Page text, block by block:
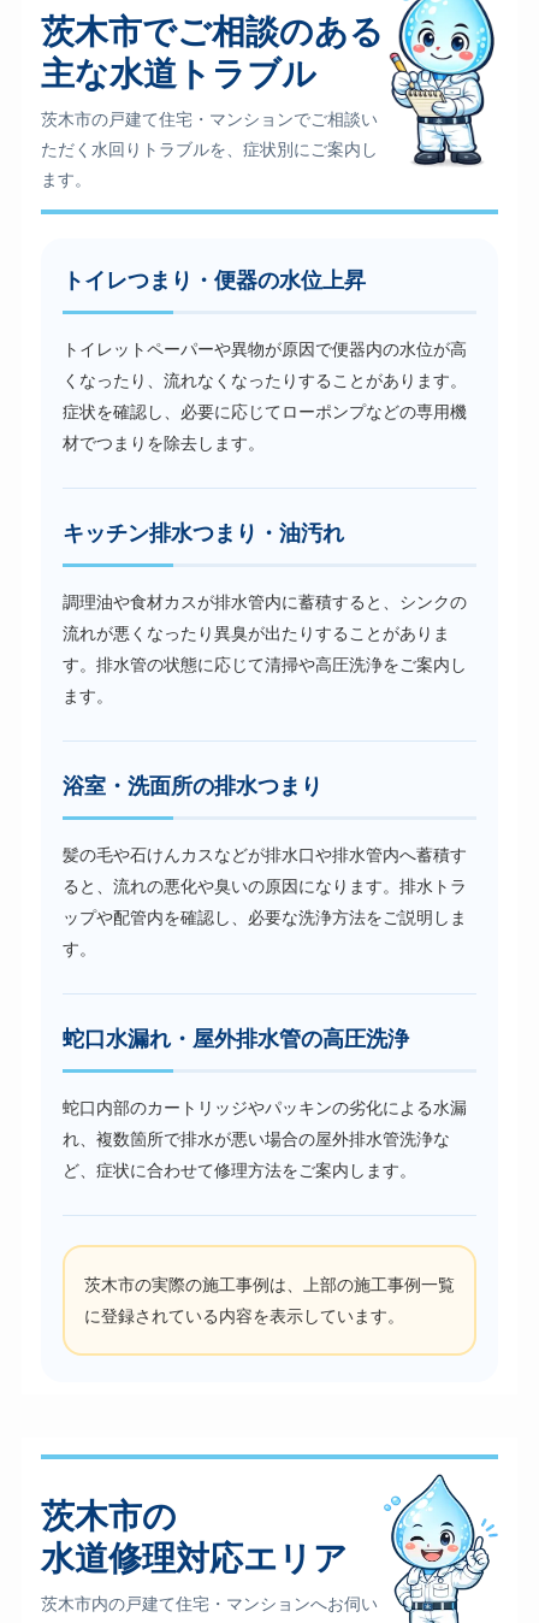
茨木市でご相談のある
主な水道トラブル
茨木市の戸建て住宅・マンションでご相談い
ただく水回りトラブルを、症状別にご案内し
ます。
トイレつまり・便器の水位上昇
トイレットペーパーや異物が原因で便器内の水位が高
くなったり、流れなくなったりすることがあります。
症状を確認し、必要に応じてローポンプなどの専用機
材でつまりを除去します。
キッチン排水つまり・油汚れ
調理油や食材カスが排水管内に蓄積すると、シンクの
流れが悪くなったり異臭が出たりすることがありま
す。排水管の状態に応じて清掃や高圧洗浄をご案内し
ます。
浴室・洗面所の排水つまり
髪の毛や石けんカスなどが排水口や排水管内へ蓄積す
ると、流れの悪化や臭いの原因になります。排水トラ
ップや配管内を確認し、必要な洗浄方法をご説明しま
す。
蛇口水漏れ・屋外排水管の高圧洗浄
蛇口内部のカートリッジやパッキンの劣化による水漏
れ、複数箇所で排水が悪い場合の屋外排水管洗浄な
ど、症状に合わせて修理方法をご案内します。
茨木市の実際の施工事例は、上部の施工事例一覧
に登録されている内容を表示しています。
茨木市の
水道修理対応エリア
茨木市内の戸建て住宅・マンションへお伺い